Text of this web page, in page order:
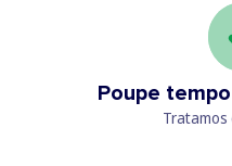
Poupe
Tratamos